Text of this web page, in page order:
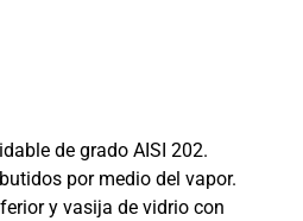
de grado AISI 202.
por medio del vapor.
y vasija de vidrio con